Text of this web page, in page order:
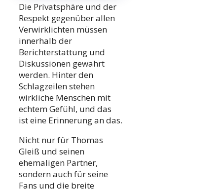
Die Privatsphäre und der
Respekt gegenüber allen
Verwirklichten müssen
innerhalb der
Berichterstattung und
Diskussionen gewahrt
werden. Hinter den
Schlagzeilen stehen
wirkliche Menschen mit
echtem Gefühl, und das
ist eine Erinnerung an das.
Nicht nur für Thomas
Gleiß und seinen
ehemaligen Partner,
sondern auch für seine
Fans und die breite